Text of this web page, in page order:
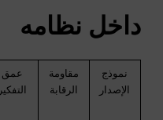
داخل نظامه
نموذج
الإصدار
مقاومة
الرقابة
عمق
التفكير